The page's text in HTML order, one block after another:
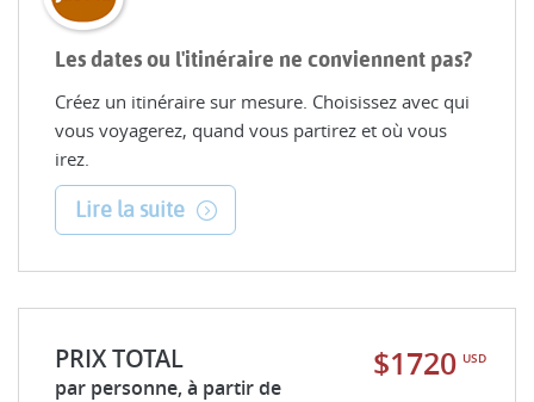
Les dates ou l'itinéraire ne conviennent pas?
Créez un itinéraire sur mesure. Choisissez avec qui
vous voyagerez, quand vous partirez et où vous
irez.
Lire la suite
PRIX TOTAL
par personne, à partir de
$1720 USD